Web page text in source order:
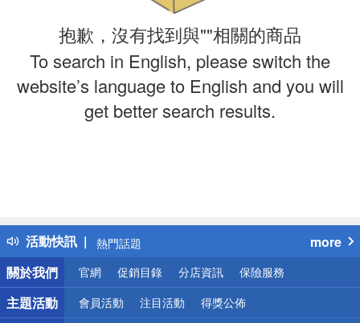
抱歉，沒有找到與""相關的商品
To search in English, please switch the
website’s language to English and you will
get better search results.
活動快訊
得獎公告
熱門話題
銀行優惠
偏遠地區配送
詐騙網頁！請小心！
more
關於我們
官網 促銷目錄 分店資訊 保險服務
主題活動 會員活動 注目活動 得獎公佈